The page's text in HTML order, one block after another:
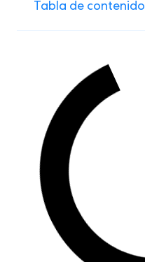
Tabla de contenido